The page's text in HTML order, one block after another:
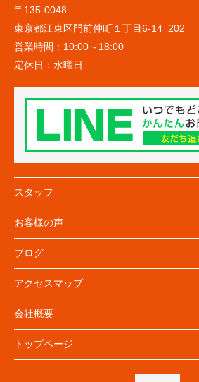
〒135-0048
東京都江東区門前仲町１丁目6-14 202
営業時間： 10:00～18:00
定休日： 水曜日
スタッフ
お客様の声
ブログ
アクセスマップ
会社概要
トップページ